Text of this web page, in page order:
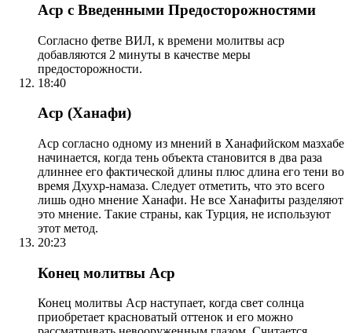
Аср с Введенными Предосторожностями
Согласно фетве ВИЛ, к времени молитвы аср
добавляются 2 минуты в качестве меры
предосторожности.
18:40
Аср (Ханафи)
Аср согласно одному из мнений в Ханафийском мазхабе
начинается, когда тень объекта становится в два раза
длиннее его фактической длины плюс длина его тени во
время Дхухр-намаза. Следует отметить, что это всего
лишь одно мнение Ханафи. Не все Ханафиты разделяют
это мнение. Такие страны, как Турция, не используют
этот метод.
20:23
Конец молитвы Аср
Конец молитвы Аср наступает, когда свет солнца
приобретает красноватый оттенок и его можно